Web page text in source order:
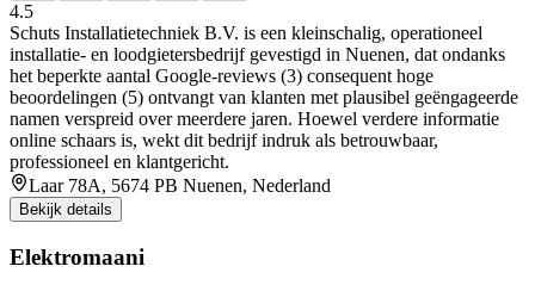
4.5
Schuts Installatietechniek B.V. is een kleinschalig, operationeel
installatie- en loodgietersbedrijf gevestigd in Nuenen, dat ondanks
het beperkte aantal Google-reviews (3) consequent hoge
beoordelingen (5) ontvangt van klanten met plausibel geëngageerde
namen verspreid over meerdere jaren. Hoewel verdere informatie
online schaars is, wekt dit bedrijf indruk als betrouwbaar,
professioneel en klantgericht.
Laar 78A, 5674 PB Nuenen, Nederland
Bekijk details
Elektromaani